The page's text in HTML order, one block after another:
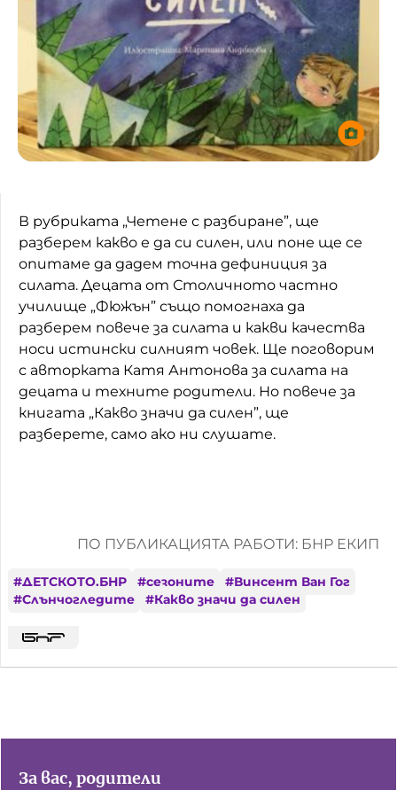
В рубриката „Четене с разбиране”, ще
разберем какво е да си силен, или поне ще се
опитаме да дадем точна дефиниция за
силата. Децата от Столичното частно
училище „Фюжън” също помогнаха да
разберем повече за силата и какви качества
носи истински силният човек. Ще поговорим
с авторката Катя Антонова за силата на
децата и техните родители. Но повече за
книгата „Какво значи да силен”, ще
разберете, само ако ни слушате.
ПО ПУБЛИКАЦИЯТА РАБОТИ: БНР ЕКИП
#ДЕТСКОТО.БНР #сезоните #Винсент Ван Гог
#Слънчогледите #Какво значи да силен
За вас, родители